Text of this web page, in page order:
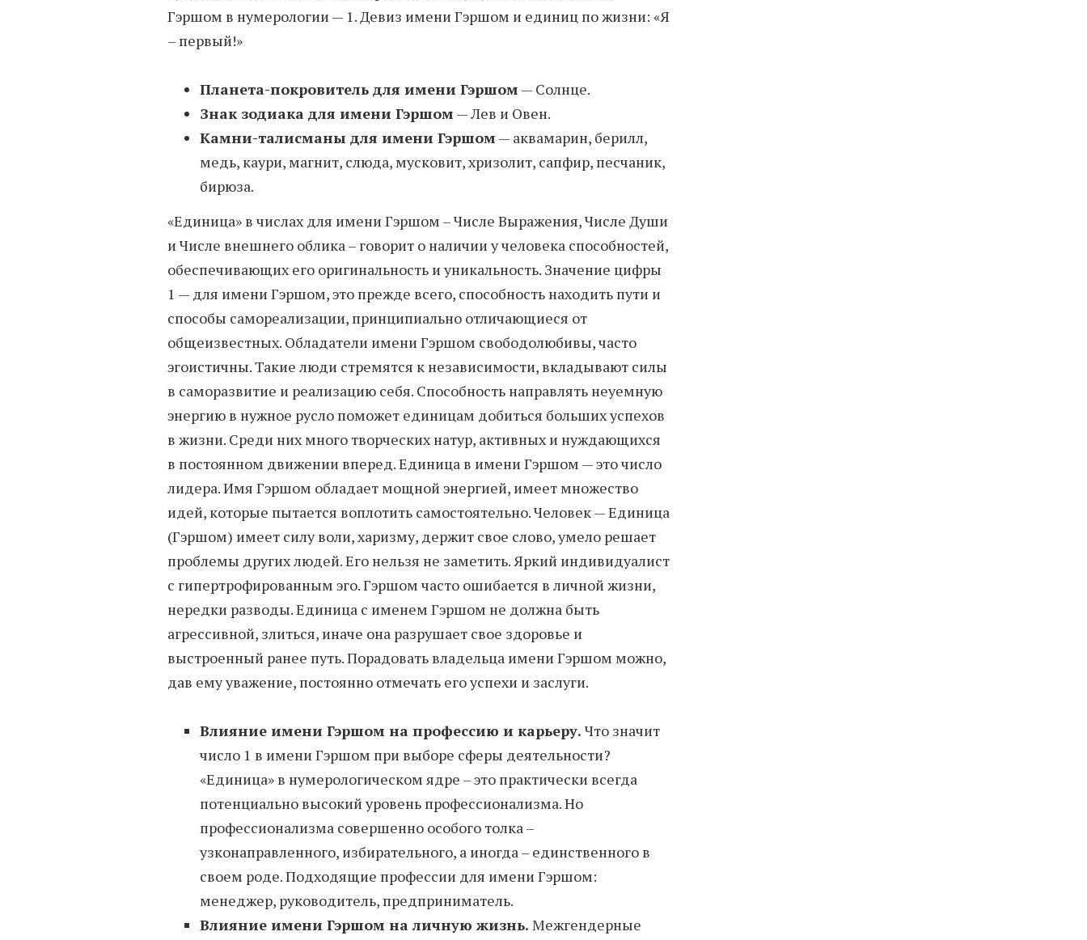
Гэршом в нумерологии — 1. Девиз имени Гэршом и единиц по жизни: «Я
– первый!»
Планета-покровитель для имени Гэршом— Солнце.
Знак зодиака для имени Гэршом— Лев и Овен.
Камни-талисманы для имени Гэршом— аквамарин, берилл,
медь, каури, магнит, слюда, мусковит, хризолит, сапфир, песчаник,
бирюза.
«Единица» в числах для имени Гэршом – Числе Выражения, Числе Души
и Числе внешнего облика – говорит о наличии у человека способностей,
обеспечивающих его оригинальность и уникальность. Значение цифры
1 — для имени Гэршом, это прежде всего, способность находить пути и
способы самореализации, принципиально отличающиеся от
общеизвестных. Обладатели имени Гэршом свободолюбивы, часто
эгоистичны. Такие люди стремятся к независимости, вкладывают силы
в саморазвитие и реализацию себя. Способность направлять неуемную
энергию в нужное русло поможет единицам добиться больших успехов
в жизни. Среди них много творческих натур, активных и нуждающихся
в постоянном движении вперед. Единица в имени Гэршом — это число
лидера. Имя Гэршом обладает мощной энергией, имеет множество
идей, которые пытается воплотить самостоятельно. Человек — Единица
(Гэршом) имеет силу воли, харизму, держит свое слово, умело решает
проблемы других людей. Его нельзя не заметить. Яркий индивидуалист
с гипертрофированным эго. Гэршом часто ошибается в личной жизни,
нередки разводы. Единица с именем Гэршом не должна быть
агрессивной, злиться, иначе она разрушает свое здоровье и
выстроенный ранее путь. Порадовать владельца имени Гэршом можно,
дав ему уважение, постоянно отмечать его успехи и заслуги.
Влияние имени Гэршом на профессию и карьеру.Что значит
число 1 в имени Гэршом при выборе сферы деятельности?
«Единица» в нумерологическом ядре – это практически всегда
потенциально высокий уровень профессионализма. Но
профессионализма совершенно особого толка –
узконаправленного, избирательного, а иногда – единственного в
своем роде. Подходящие профессии для имени Гэршом:
менеджер, руководитель, предприниматель.
Влияние имени Гэршом на личную жизнь. Межгендерные